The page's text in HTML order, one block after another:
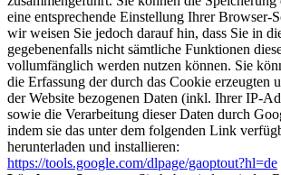
eine entsprechende Einstellung Ihrer Browser-
wir weisen Sie jedoch darauf hin, dass Sie in
gegebenenfalls nicht sämtliche Funktionen
vollumfänglich werden nutzen können. Sie
die Erfassung der durch das Cookie erzeugten
der Website bezogenen Daten (inkl. Ihrer IP-
sowie die Verarbeitung dieser Daten durch
indem sie das unter dem folgenden Link
herunterladen und installieren:
https://tools.google.com/dlpage/gaoptout?hl=de